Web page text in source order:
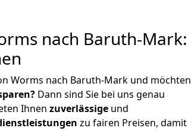
nach Baruth-Mark:
Worms nach Baruth-Mark und möchten
Dann sind Sie bei uns genau
Ihnen zuverlässige und
zu fairen Preisen, damit